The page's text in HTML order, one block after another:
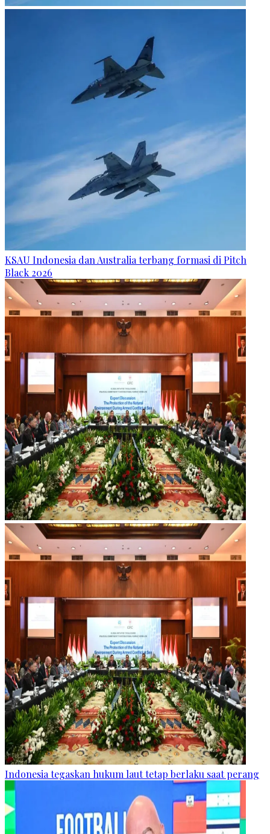
KSAU Indonesia dan Australia terbang formasi di Pitch
Black 2026
Indonesia tegaskan hukum laut tetap berlaku saat perang